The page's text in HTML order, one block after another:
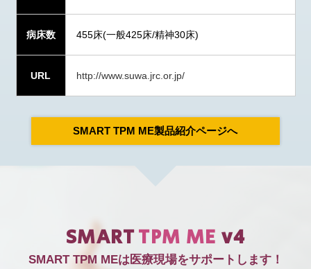
病床数 455床(一般425床/精神30床)
URL http://www.suwa.jrc.or.jp/
SMART TPM ME製品紹介ページへ
SMARTTPM ME v4
SMART TPM MEは医療現場をサポートします！